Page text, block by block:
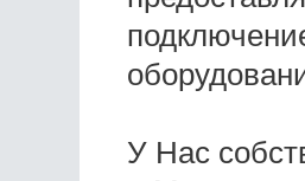
У Нас